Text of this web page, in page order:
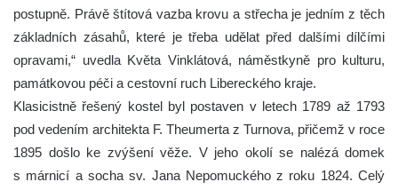
postupně. Právě štítová vazba krovu a střecha je jedním z těch
základních zásahů, které je třeba udělat před dalšími dílčími
opravami,“ uvedla Květa Vinklátová, náměstkyně pro kulturu,
památkovou péči a cestovní ruch Libereckého kraje.
Klasicistně řešený kostel byl postaven v letech 1789 až 1793
pod vedením architekta F. Theumerta z Turnova, přičemž v roce
1895 došlo ke zvýšení věže. V jeho okolí se nalézá domek
s márnicí a socha sv. Jana Nepomuckého z roku 1824. Celý